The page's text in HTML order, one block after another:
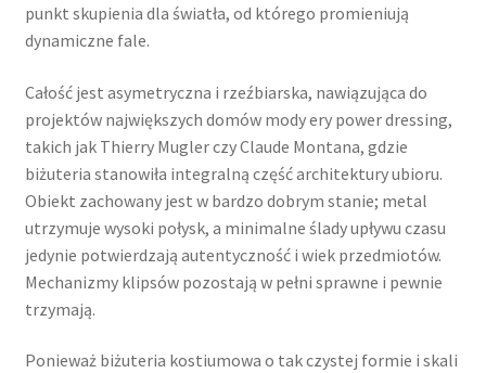
punkt skupienia dla światła, od którego promieniują
dynamiczne fale.
Całość jest asymetryczna i rzeźbiarska, nawiązująca do
projektów największych domów mody ery power dressing,
takich jak Thierry Mugler czy Claude Montana, gdzie
biżuteria stanowiła integralną część architektury ubioru.
Obiekt zachowany jest w bardzo dobrym stanie; metal
utrzymuje wysoki połysk, a minimalne ślady upływu czasu
jedynie potwierdzają autentyczność i wiek przedmiotów.
Mechanizmy klipsów pozostają w pełni sprawne i pewnie
trzymają.
Ponieważ biżuteria kostiumowa o tak czystej formie i skali